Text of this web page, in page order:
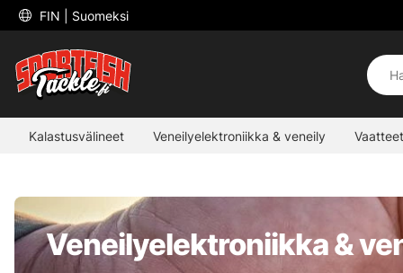
FIN | Suomeksi
Kalastusvälineet Veneilyelektroniikka & veneily
Veneilyelektroniikka &